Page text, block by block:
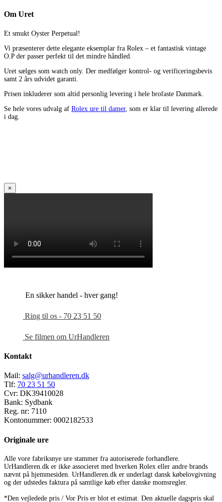
Om Uret
Et smukt Oyster Perpetual!
Vi præsenterer dette elegante eksemplar fra Rolex – et fantastisk vintage
O.P der passer perfekt til det mindre håndled.
Uret sælges som watch only. Der medfølger kontrol- og verificeringsbevis
samt 2 års udvidet garanti.
Prisen inkluderer som altid personlig levering i hele brofaste Danmark.
Se hele vores udvalg af Rolex ure til damer, som er klar til levering allerede
i dag.
×
En sikker handel - hver gang!
Ring til os - 70 23 51 50
Se filmen om UrHandleren
Kontakt
Mail: salg@urhandleren.dk
Tlf: 70 23 51 50
Cvr: DK39410028
Bank: Sydbank
Reg. nr: 7110
Kontonummer: 0002182533
Originale ure
Alle vore fabriksnye ure stammer fra autoriserede forhandlere.
UrHandleren.dk er ikke associeret med hverken Rolex eller andre brands
nævnt på hjemmesiden. UrHandleren.dk er underlagt dansk købelovgivning
og der udstedes faktura på samtlige køb efter danske momsregler.
*Den vejledede pris / Vor Pris er blot et estimat. Den aktuelle dagspris skal